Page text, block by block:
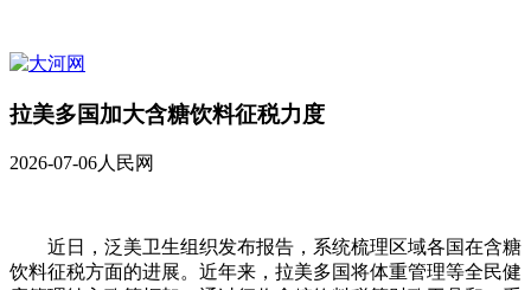
拉美多国加大含糖饮料征税力度
2026-07-06人民网
近日，泛美卫生组织发布报告，系统梳理区域各国在含糖
饮料征税方面的进展。近年来，拉美多国将体重管理等全民健